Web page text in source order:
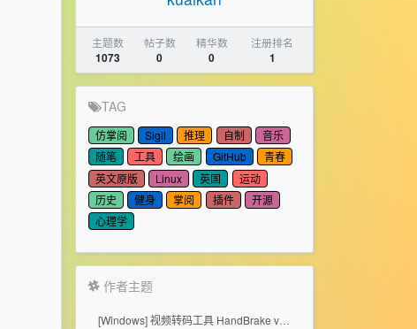
主题数
1073
帖子数
0
精华数
0
注册排名
1
TAG
仿掌阅 Sigil 推理 自制
音乐
随笔
工具 绘画 GitHub
青春
英文原版
Linux 英国
运动
历史
健身 掌阅 插件
开源
心理学
作者主题
[Windows] 视频转码工具 HandBrake v1.11.2